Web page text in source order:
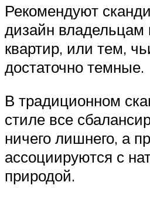
Рекомендуют
дизайн
квартир, или тем,
достаточно темные.
В традиционном
стиле все
ничего лишнего, а
ассоциируются с
природой.